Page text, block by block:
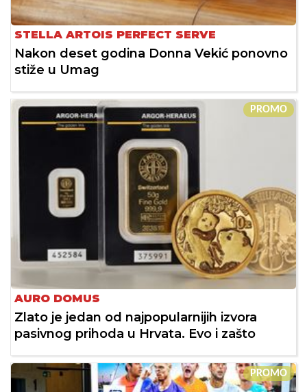
STELLA ARTOIS PERFECT SERVE
Nakon deset godina Donna Vekić ponovno
stiže u Umag
PROMO
AURO DOMUS
Zlato je jedan od najpopularnijih izvora
pasivnog prihoda u Hrvata. Evo i zašto
PROMO